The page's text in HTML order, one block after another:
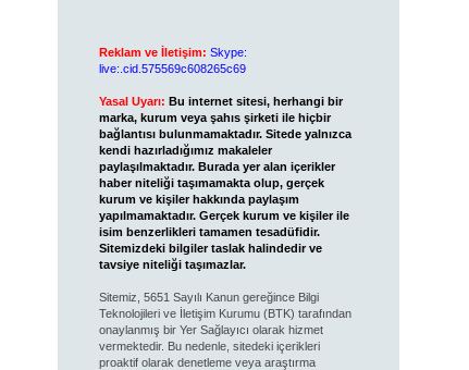
Reklam ve İletişim: Skype:
live:.cid.575569c608265c69
Yasal Uyarı: Bu internet sitesi, herhangi bir
marka, kurum veya şahıs şirketi ile hiçbir
bağlantısı bulunmamaktadır. Sitede yalnızca
kendi hazırladığımız makaleler
paylaşılmaktadır. Burada yer alan içerikler
haber niteliği taşımamakta olup, gerçek
kurum ve kişiler hakkında paylaşım
yapılmamaktadır. Gerçek kurum ve kişiler ile
isim benzerlikleri tamamen tesadüfidir.
Sitemizdeki bilgiler taslak halindedir ve
tavsiye niteliği taşımazlar.
Sitemiz, 5651 Sayılı Kanun gereğince Bilgi
Teknolojileri ve İletişim Kurumu (BTK) tarafından
onaylanmış bir Yer Sağlayıcı olarak hizmet
vermektedir. Bu nedenle, sitedeki içerikleri
proaktif olarak denetleme veya araştırma